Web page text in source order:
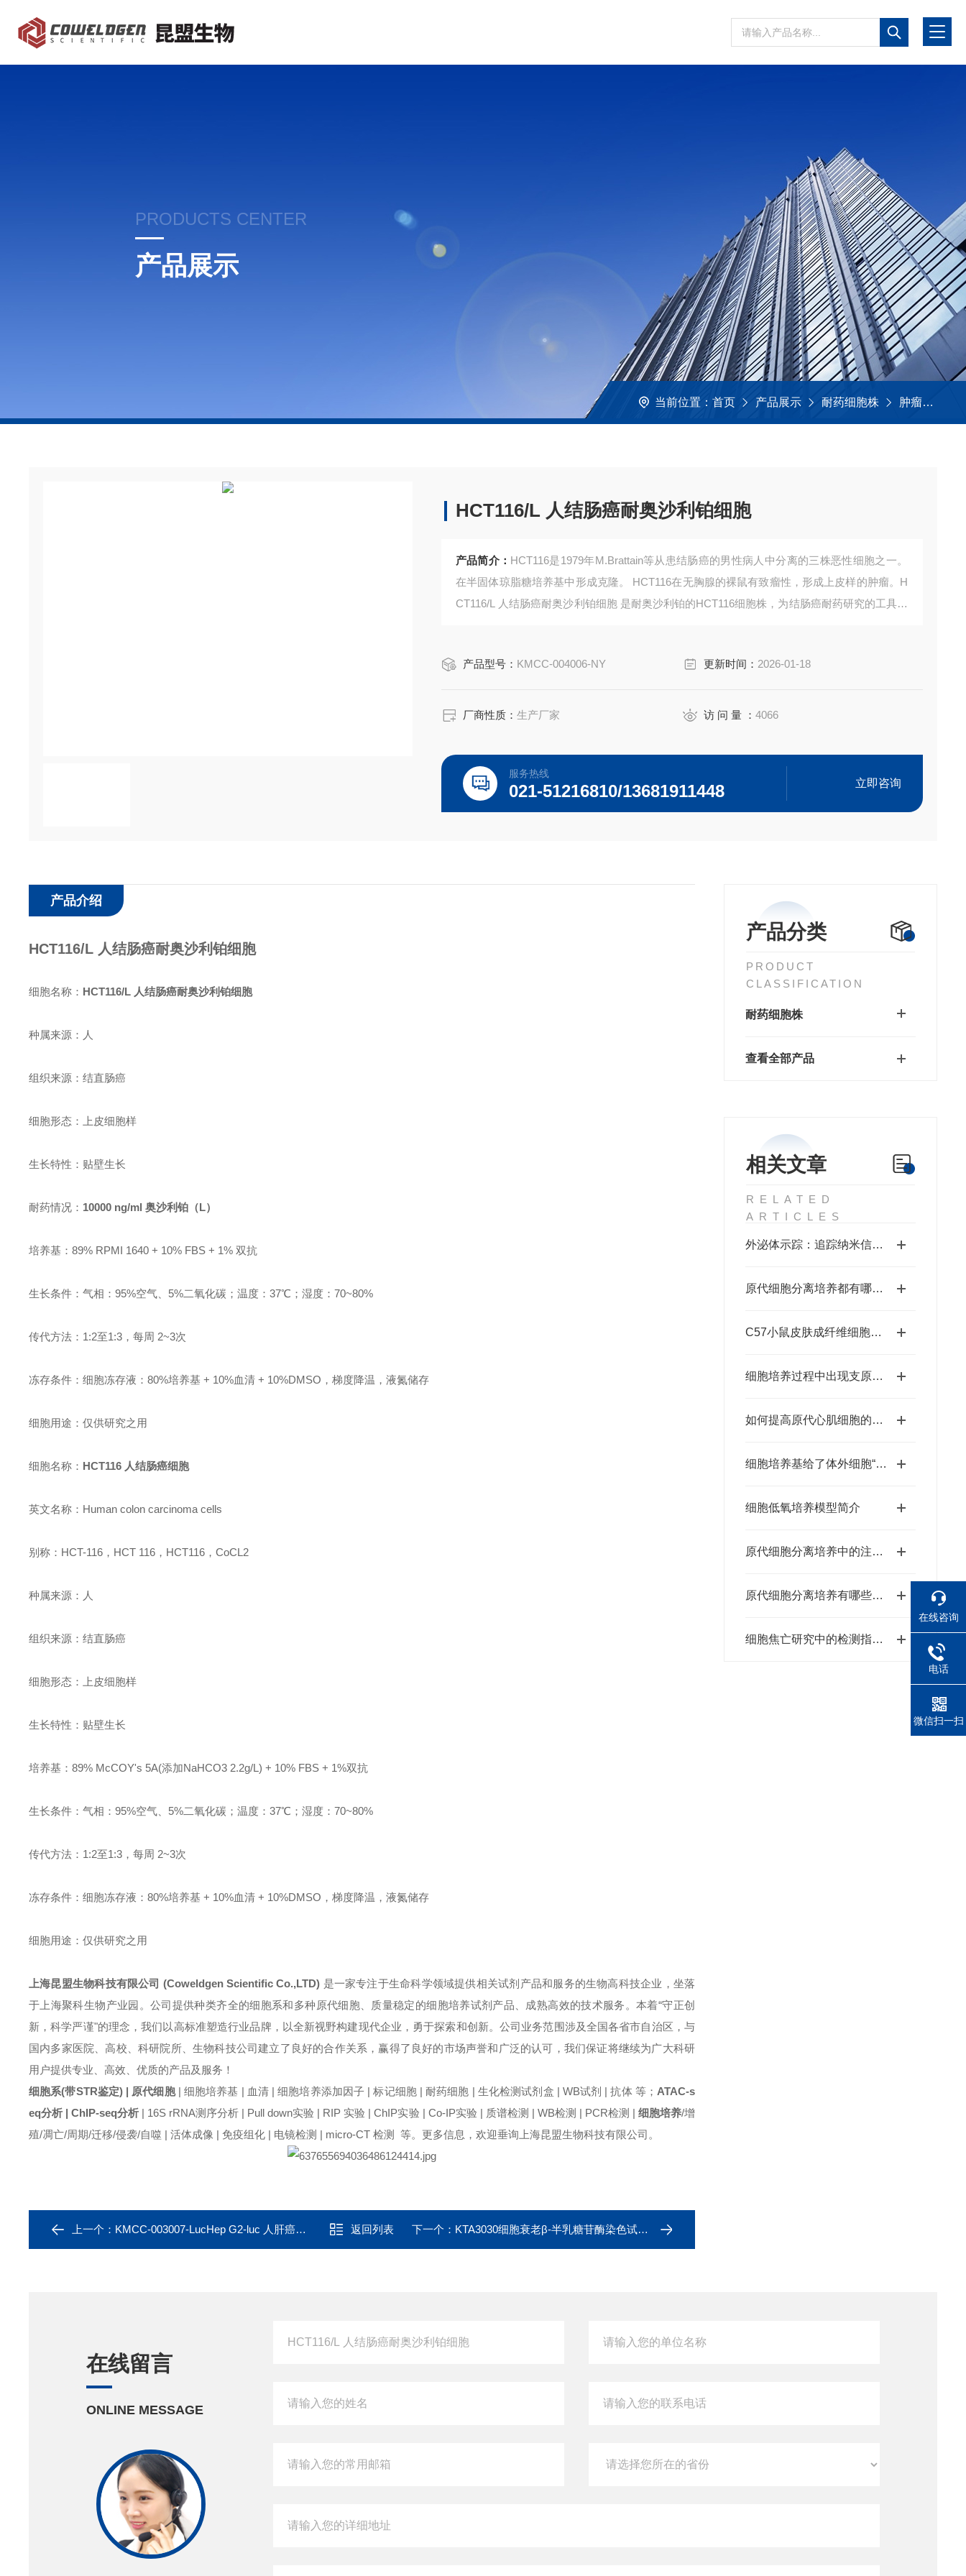
PRODUCTS CENTER
产品展示
当前位置： 首页 产品展示 耐药细胞株 肿瘤耐药
HCT116/L 人结肠癌耐奥沙利铂细胞
产品简介： HCT116是1979年M.Brattain等从患结肠癌的男性病人中分离的三株恶性细胞之一。
在半固体琼脂糖培养基中形成克隆。 HCT116在无胸腺的裸鼠有致瘤性，形成上皮样的肿瘤。H
CT116/L 人结肠癌耐奥沙利铂细胞 是耐奥沙利铂的HCT116细胞株，为结肠癌耐药研究的工具细
产品型号： KMCC-004006-NY 更新时间： 2026-01-18
厂商性质：生产厂家 访 问 量 ：4066
服务热线
021-51216810/13681911448 立即咨询
产品分类
PRODUCT
CLASSIFICATION
耐药细胞株
查看全部产品
相关文章
RELATED
ARTICLES
外泌体示踪：追踪纳米信使的体内外命运
原代细胞分离培养都有哪些作用？
C57小鼠皮肤成纤维细胞原代培养的方法
细胞培养过程中出现支原体污染，该怎么办？
如何提高原代心肌细胞的存活率？
细胞培养基给了体外细胞“一个家”
细胞低氧培养模型简介
原代细胞分离培养中的注意事项
原代细胞分离培养有哪些注意事项？
细胞焦亡研究中的检测指标有哪些？
产品介绍
HCT116/L 人结肠癌耐奥沙利铂细胞
细胞名称： HCT116/L 人结肠癌耐奥沙利铂细胞
种属来源：人
组织来源：结直肠癌
细胞形态：上皮细胞样
生长特性：贴壁生长
耐药情况： 10000 ng/ml 奥沙利铂（L）
培养基：89% RPMI 1640 + 10% FBS + 1% 双抗
生长条件：气相：95%空气、5%二氧化碳；温度：37℃；湿度：70~80%
传代方法：1:2至1:3，每周 2~3次
冻存条件：细胞冻存液：80%培养基 + 10%血清 + 10%DMSO，梯度降温，液氮储存
细胞用途：仅供研究之用
细胞名称： HCT116 人结肠癌细胞
英文名称：Human colon carcinoma cells
别称：HCT-116，HCT 116，HCT116，CoCL2
种属来源：人
组织来源：结直肠癌
细胞形态：上皮细胞样
生长特性：贴壁生长
培养基：89% McCOY's 5A(添加NaHCO3 2.2g/L) + 10% FBS + 1%双抗
生长条件：气相：95%空气、5%二氧化碳；温度：37℃；湿度：70~80%
传代方法：1:2至1:3，每周 2~3次
冻存条件：细胞冻存液：80%培养基 + 10%血清 + 10%DMSO，梯度降温，液氮储存
细胞用途：仅供研究之用
上海昆盟生物科技有限公司 (Coweldgen Scientific Co.,LTD) 是一家专注于生命科学领域提供相关试剂产品和服务的生物高科技企业，坐落
于上海聚科生物产业园。公司提供种类齐全的细胞系和多种原代细胞、质量稳定的细胞培养试剂产品、成熟高效的技术服务。本着“守正创
新，科学严谨"的理念，我们以高标准塑造行业品牌，以全新视野构建现代企业，勇于探索和创新。公司业务范围涉及全国各省市自治区，与
国内多家医院、高校、科研院所、生物科技公司建立了良好的合作关系，赢得了良好的市场声誉和广泛的认可，我们保证将继续为广大科研
用户提供专业、高效、优质的产品及服务！
细胞系(带STR鉴定) | 原代细胞| 细胞培养基 | 血清 | 细胞培养添加因子 | 标记细胞 | 耐药细胞 | 生化检测试剂盒 | WB试剂 | 抗体 等； ATAC-s
eq分析 | ChIP-seq分析 | 16S rRNA测序分析 | Pull down实验 | RIP 实验 | ChIP实验 | Co-IP实验 | 质谱检测 | WB检测 | PCR检测 | 细胞培养/增
殖/凋亡/周期/迁移/侵袭/自噬 | 活体成像 | 免疫组化 | 电镜检测 | micro-CT 检测 等。更多信息，欢迎垂询上海昆盟生物科技有限公司。
上一个： KMCC-003007-LucHep G2-luc 人肝癌细胞（带LUC标签） 返回列表 下一个： KTA3030细胞衰老β-半乳糖苷酶染色试剂盒
在线留言
ONLINE MESSAGE
在线咨询
电话
微信扫一扫